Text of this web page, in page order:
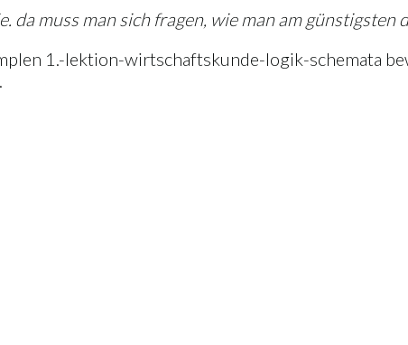
da muss man sich fragen, wie man am günstigsten
1.-lektion-wirtschaftskunde-logik-schemata